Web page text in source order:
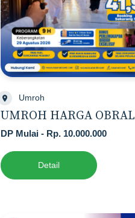
Umroh
UMROH HARGA OBRAL
DP Mulai - Rp. 10.000.000
Detail